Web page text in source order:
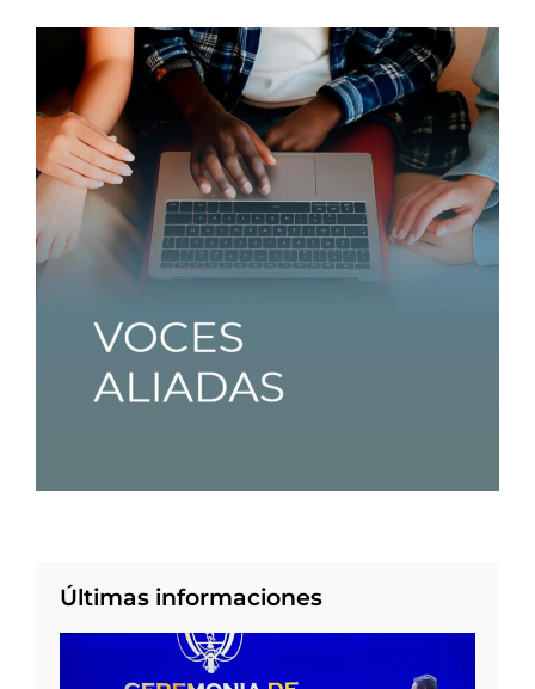
Últimas informaciones